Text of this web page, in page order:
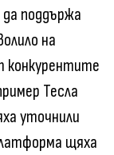
поддържа
на
конкурентите
Тесла
уточнили
щяха